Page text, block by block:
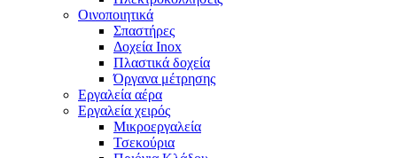
Οινοποιητικά
Σπαστήρες
Δοχεία Inox
Πλαστικά δοχεία
Όργανα μέτρησης
Εργαλεία αέρα
Εργαλεία χειρός
Μικροεργαλεία
Τσεκούρια